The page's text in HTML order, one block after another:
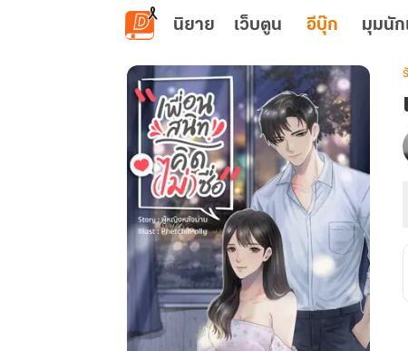
ข้ามไปยังเนื้อหาหลัก
นิยาย เว็บตูน อีบุ๊ก มุมนัก